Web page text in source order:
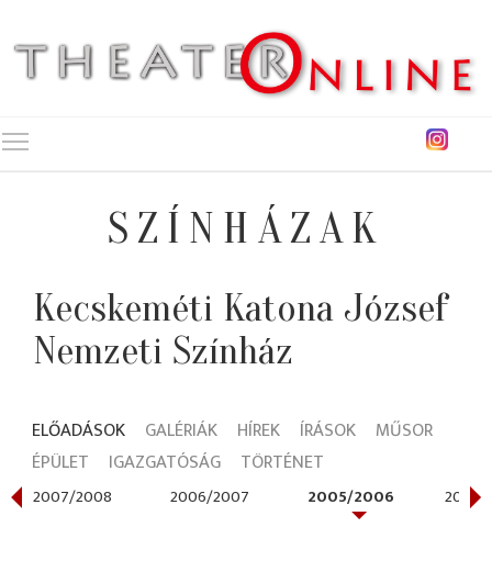
SZÍNHÁZAK
Kecskeméti Katona József
Nemzeti Színház
ELŐADÁSOK GALÉRIÁK HÍREK ÍRÁSOK
MŰSOR
ÉPÜLET
IGAZGATÓSÁG TÖRTÉNET
2007/2008 2006/2007 2005/2006